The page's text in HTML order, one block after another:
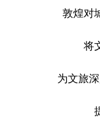
敦煌对城
将文
为文旅深
提